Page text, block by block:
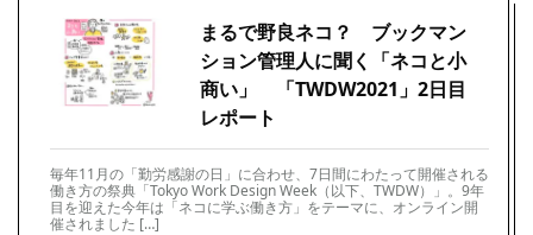
まるで野良ネコ？ ブックマン
ション管理人に聞く「ネコと小
商い」 「TWDW2021」2日目
レポート
毎年11月の「勤労感謝の日」に合わせ、7日間にわたって開催される
働き方の祭典「Tokyo Work Design Week（以下、TWDW）」。9年
目を迎えた今年は「ネコに学ぶ働き方」をテーマに、オンライン開
催されました […]